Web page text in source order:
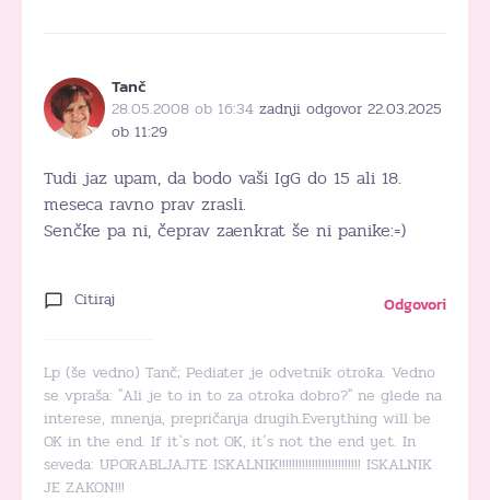
Tanč
28.05.2008 ob 16:34 zadnji odgovor 22.03.2025
ob 11:29
Tudi jaz upam, da bodo vaši IgG do 15 ali 18.
meseca ravno prav zrasli.
Senčke pa ni, čeprav zaenkrat še ni panike:=)
Citiraj Odgovori
Lp (še vedno) Tanč; Pediater je odvetnik otroka. Vedno
se vpraša: "Ali je to in to za otroka dobro?" ne glede na
interese, mnenja, prepričanja drugih.Everything will be
OK in the end. If it`s not OK, it´s not the end yet. In
seveda: UPORABLJAJTE ISKALNIK!!!!!!!!!!!!!!!!!!!!!!!!! ISKALNIK
JE ZAKON!!!